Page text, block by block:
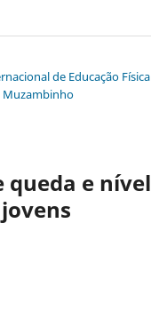
de Educação
Muzambinho
queda e